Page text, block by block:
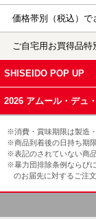
価格帯別（税込）で
ご自宅用お買得品特
SHISEIDO POP UP
2026 アムール・デュ
※消費・賞味期限は製造
※商品到着後の日持ち期
※表記のされていない商
※暴力団排除条例ならび
のお届先に対するご注